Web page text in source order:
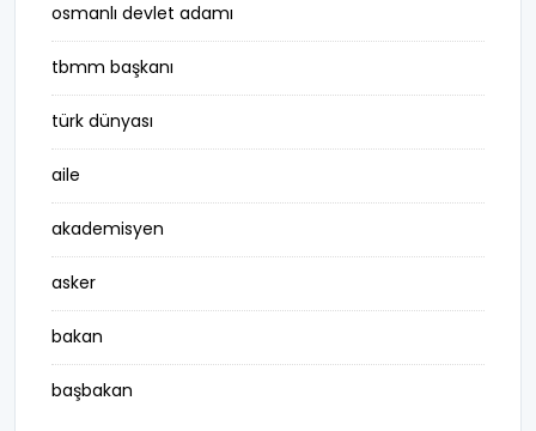
osmanlı devlet adamı
tbmm başkanı
türk dünyası
aile
akademisyen
asker
bakan
başbakan